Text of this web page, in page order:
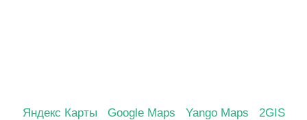
Яндекс Карты Google Maps Yango Maps 2GIS